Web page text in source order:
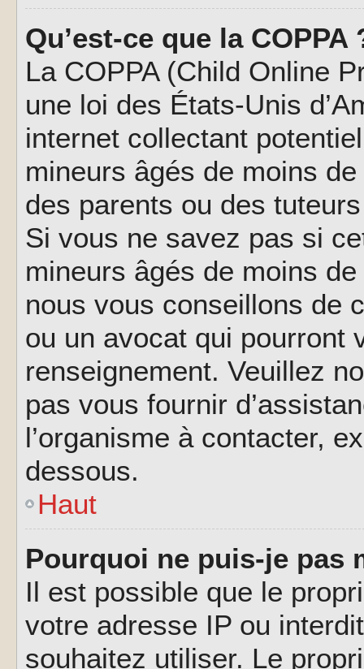
Qu’est-ce que la COPPA
La COPPA (Child Online
une loi des États-Unis
internet collectant
mineurs âgés de moins
des parents ou des
Si vous ne savez pas si
mineurs âgés de moins
nous vous conseillons de
ou un avocat qui pourront
renseignement. Veuillez
pas vous fournir
l’organisme à contacter,
dessous.
Haut
Pourquoi ne puis-je pas
Il est possible que le
votre adresse IP ou
souhaitez utiliser. Le